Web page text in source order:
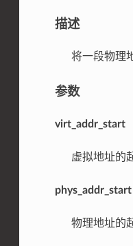
描述
将一段物理地
参数
virt_addr_start
虚拟地址的
phys_addr_start
物理地址的